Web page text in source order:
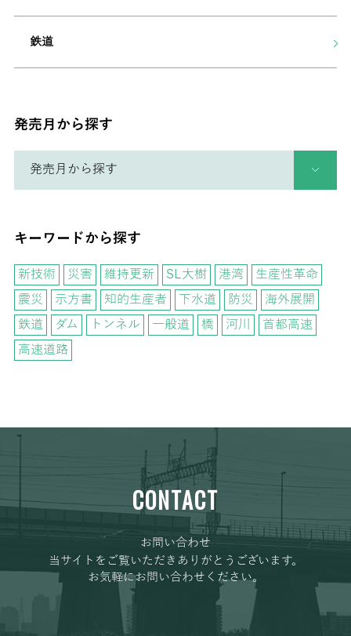
鉄道
発売月から探す
キーワードから探す
新技術 災害 維持更新 SL大樹 港湾
生産性革命
震災
示方書 知的生産者 下水道 防災
海外展開
鉄道
ダム トンネル 一般道 橋 河川
首都高速
高速道路
CONTACT
お問い合わせ
当サイトをご覧いただきありがとうございます。
お気軽にお問い合わせください。